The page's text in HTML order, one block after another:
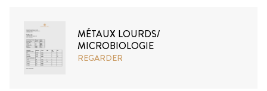
MÉTAUX LOURDS/
MICROBIOLOGIE
REGARDER